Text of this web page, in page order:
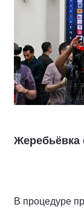
Жеребьёвка
В процедуре